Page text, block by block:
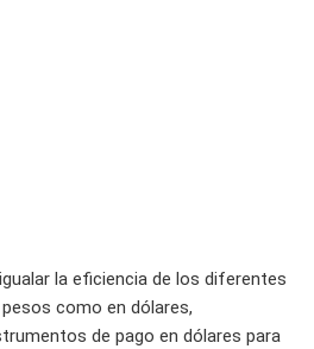
la eficiencia de los diferentes
como en dólares,
de pago en dólares para